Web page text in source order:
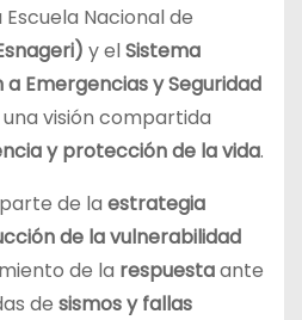
Escuela Nacional de
y elSistema
Emergencias y Seguridad
visión compartida
y protección de la vida.
de la estrategia
de la vulnerabilidad
de la respuestaante
de sismos y fallas